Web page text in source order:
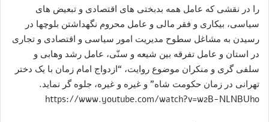
را در نقشی که عامل همه بدبختی های اقتصادی و تبعیض های
سیاسی، بیکاری و فقر مالی و عامل محروم نگهداشتن بلوچها در
رسیدن به مشاغل سطوح مدیریت امور سیاسی و اقتصادی و تجاری
در استان و عامل تفرقه بین شیعه و سنّی، عامل رشد وهابی و
سلفی گری و منکران موضوع روایت، “ازدواج امام زمان با یک دختر
تهرانی در زمان حکومت شاه” و غیره و غیره، جلوه گر نماید.
https://www.youtube.com/watch?v=w2B-NLNBUho